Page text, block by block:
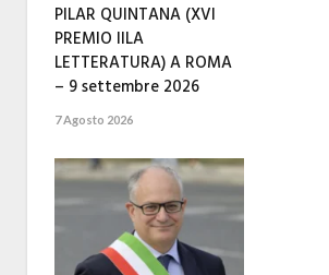
PILAR QUINTANA (XVI
PREMIO IILA
LETTERATURA) A ROMA
– 9 settembre 2026
7 Agosto 2026